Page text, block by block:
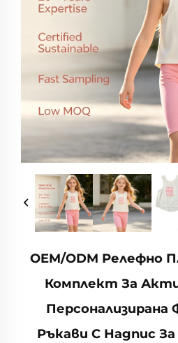
OEM/ODM Релефно
Комплект За
Персонализирана
Ръкави С Надпис